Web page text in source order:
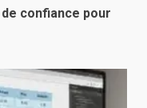
confiance pour